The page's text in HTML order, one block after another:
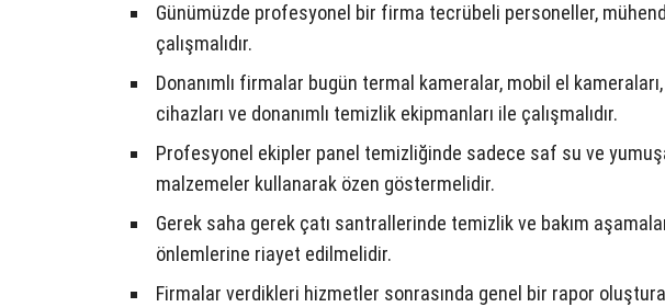
Günümüzde profesyonel bir firma tecrübeli personeller,
çalışmalıdır.
Donanımlı firmalar bugün termal kameralar, mobil el
cihazları ve donanımlı temizlik ekipmanları ile çalışmalıdır.
Profesyonel ekipler panel temizliğinde sadece saf su ve
malzemeler kullanarak özen göstermelidir.
Gerek saha gerek çatı santrallerinde temizlik ve bakım
önlemlerine riayet edilmelidir.
Firmalar verdikleri hizmetler sonrasında genel bir rapor